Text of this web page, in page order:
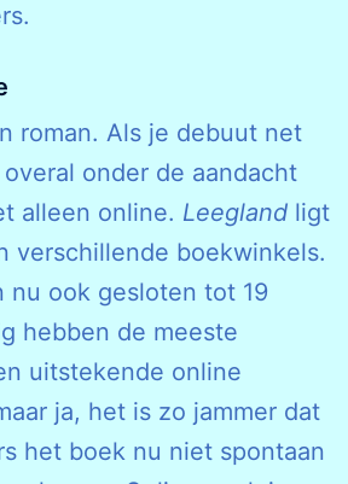
roman. Als je debuut net
onder de aandacht
alleen online. Leegland ligt
verschillende boekwinkels.
nu ook gesloten tot 19
hebben de meeste
uitstekende online
ja, het is zo jammer dat
het boek nu niet spontaan